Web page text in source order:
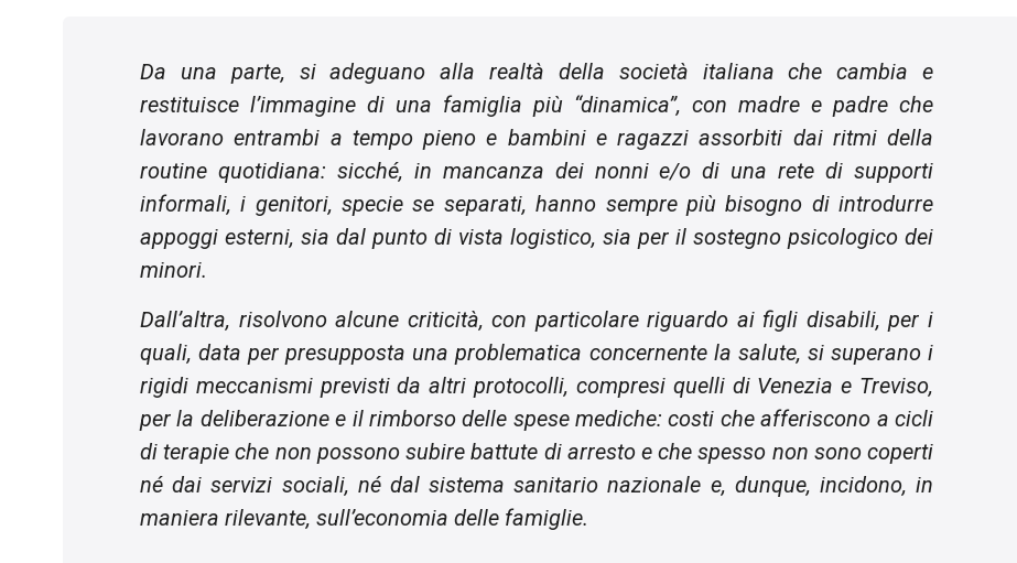
Da una parte, si adeguano alla realtà della società italiana che cambia e
restituisce l’immagine di una famiglia più “dinamica”, con madre e padre che
lavorano entrambi a tempo pieno e bambini e ragazzi assorbiti dai ritmi della
routine quotidiana: sicché, in mancanza dei nonni e/o di una rete di supporti
informali, i genitori, specie se separati, hanno sempre più bisogno di introdurre
appoggi esterni, sia dal punto di vista logistico, sia per il sostegno psicologico dei
minori.
Dall’altra, risolvono alcune criticità, con particolare riguardo ai figli disabili, per i
quali, data per presupposta una problematica concernente la salute, si superano i
rigidi meccanismi previsti da altri protocolli, compresi quelli di Venezia e Treviso,
per la deliberazione e il rimborso delle spese mediche: costi che afferiscono a cicli
di terapie che non possono subire battute di arresto e che spesso non sono coperti
né dai servizi sociali, né dal sistema sanitario nazionale e, dunque, incidono, in
maniera rilevante, sull’economia delle famiglie.